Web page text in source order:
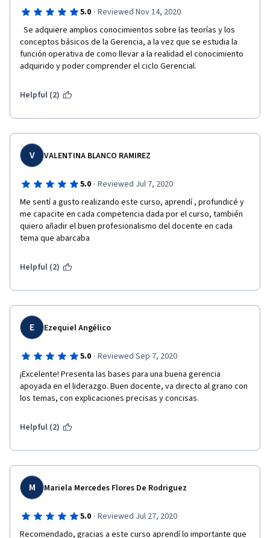
5.0 · Reviewed Nov 14, 2020
conceptos básicos de la Gerencia, a la vez que se estudia la
función operativa de como llevar a la realidad el conocimiento
adquirido y poder comprender el ciclo Gerencial.
Helpful (2)
V VALENTINA BLANCO RAMIREZ
5.0 · Reviewed Jul 7, 2020
Me sentí a gusto realizando este curso, aprendí , profundicé y
me capacite en cada competencia dada por el curso, también
quiero añadir el buen profesionalismo del docente en cada
tema que abarcaba
Helpful (2)
E Ezequiel Angélico
5.0 · Reviewed Sep 7, 2020
¡Excelente! Presenta las bases para una buena gerencia
apoyada en el liderazgo. Buen docente, va directo al grano con
los temas, con explicaciones precisas y concisas.
Helpful (2)
M Mariela Mercedes Flores De Rodriguez
5.0 · Reviewed Jul 27, 2020
Recomendado, gracias a este curso aprendí lo importante que